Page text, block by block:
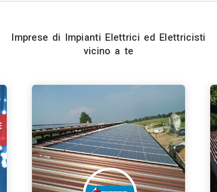
Imprese di Impianti Elettrici ed Elettricisti
vicino a te